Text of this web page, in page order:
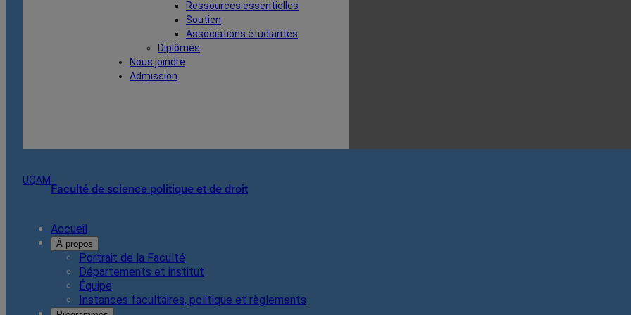
Ressources essentielles
Soutien
Associations étudiantes
Diplômés
Nous joindre
Admission
UQAMFaculté de science politique et de droit
Accueil
À propos
Portrait de la Faculté
Départements et institut
Équipe
Instances facultaires, politique et règlements